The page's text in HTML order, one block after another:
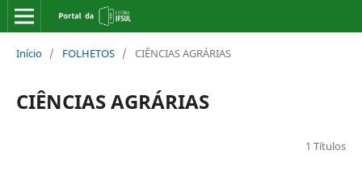
Início / FOLHETOS / CIÊNCIAS AGRÁRIAS
CIÊNCIAS AGRÁRIAS
1 Títulos